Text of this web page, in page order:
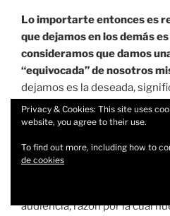
Lo importarte entonces es
que dejamos en los demás
consideramos que damos
“equivocada” de nosotros
dejamos es la deseada,
coherentes y que todo
somos de forma coherente a
nos conocemos a
lo tanto hay una
hacemos, o puede que no
audiencia, razón por la cual
Privacy & Cookies: This site uses
website, you agree to their use.
To find out more, including how to
de cookies